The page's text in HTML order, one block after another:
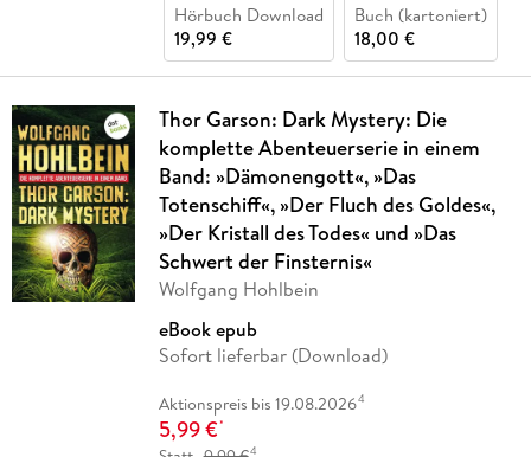
Hörbuch Download
19,99 €
Buch (kartoniert)
18,00 €
Thor Garson: Dark Mystery: Die
komplette Abenteuerserie in einem
Band: »Dämonengott«, »Das
Totenschiff«, »Der Fluch des Goldes«,
»Der Kristall des Todes« und »Das
Schwert der Finsternis«
Wolfgang Hohlbein
eBook epub
Sofort lieferbar (Download)
Aktionspreis bis 19.08.20264
5,99 €*
4